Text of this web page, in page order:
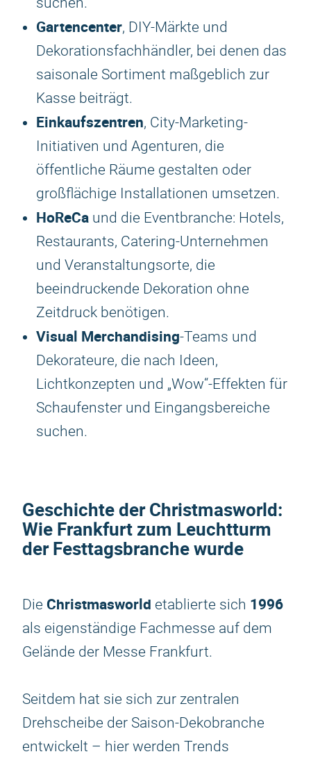
Gartencenter, DIY-Märkte und
Dekorationsfachhändler, bei denen das
saisonale Sortiment maßgeblich zur
Kasse beiträgt.
Einkaufszentren, City-Marketing-
Initiativen und Agenturen, die
öffentliche Räume gestalten oder
großflächige Installationen umsetzen.
HoReCa und die Eventbranche: Hotels,
Restaurants, Catering-Unternehmen
und Veranstaltungsorte, die
beeindruckende Dekoration ohne
Zeitdruck benötigen.
Visual Merchandising-Teams und
Dekorateure, die nach Ideen,
Lichtkonzepten und „Wow“-Effekten für
Schaufenster und Eingangsbereiche
suchen.
Geschichte derChristmasworld:
Wie Frankfurt zum Leuchtturm
der Festtagsbranche wurde
Die Christmasworld etablierte sich 1996
als eigenständige Fachmesse auf dem
Gelände der Messe Frankfurt.
Seitdem hat sie sich zur zentralen
Drehscheibe der Saison-Dekobranche
entwickelt – hier werden Trends